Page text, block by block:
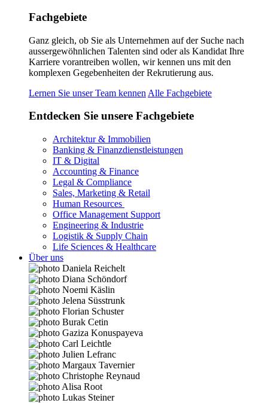
Fachgebiete
Ganz gleich, ob Sie als Unternehmen auf der Suche nach
aussergewöhnlichen Talenten sind oder als Kandidat Ihre
Karriere vorantreiben wollen, wir kennen uns mit den
komplexen Gegebenheiten der Rekrutierung aus.
Lernen Sie unser Team kennen Alle Fachgebiete
Entdecken Sie unsere Fachgebiete
Architektur & Immobilien
Banking & Finanzdienstleistungen
IT & Digital
Accounting & Finance
Legal & Compliance
Sales, Marketing & Retail
Human Resources
Office Management Support
Engineering & Industrie
Logistik & Supply Chain
Life Sciences & Healthcare
Über uns